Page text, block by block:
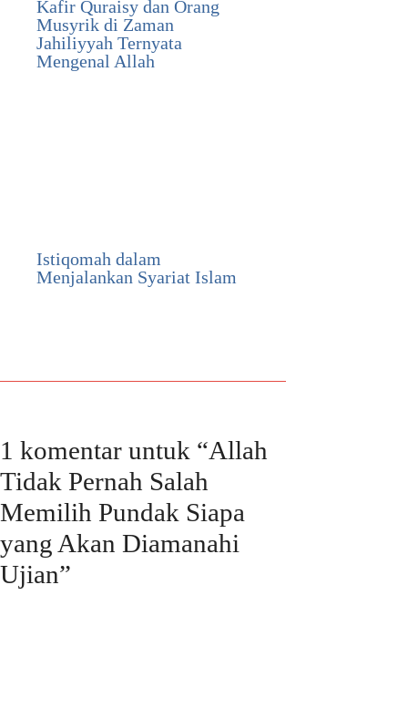
Kafir Quraisy dan Orang
Musyrik di Zaman
Jahiliyyah Ternyata
Mengenal Allah
Istiqomah dalam
Menjalankan Syariat Islam
1 komentar untuk “Allah
Tidak Pernah Salah
Memilih Pundak Siapa
yang Akan Diamanahi
Ujian”